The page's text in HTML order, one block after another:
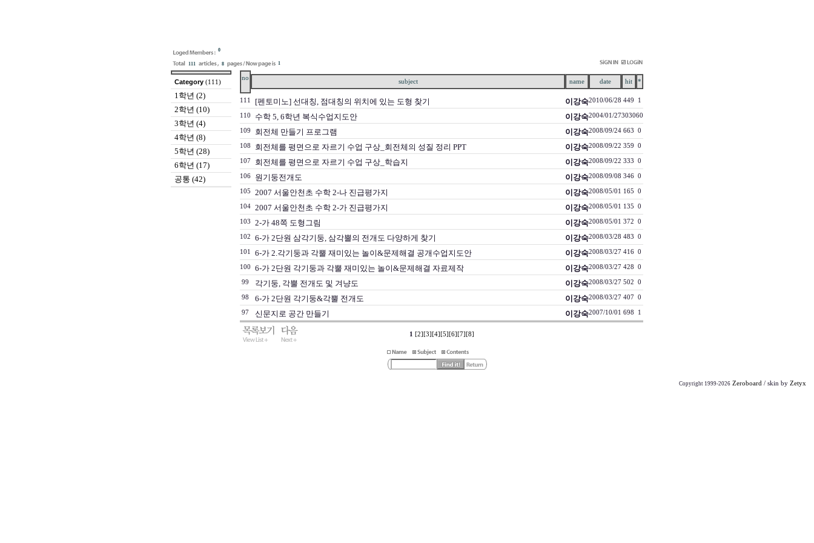
0
111 8 1
Category (111)
1학년 (2)
2학년 (10)
3학년 (4)
4학년 (8)
5학년 (28)
6학년 (17)
공통 (42)
no
subject name date hit *
111 [펜토미노] 선대칭, 점대칭의 위치에 있는 도형 찾기 이강숙2010/06/28 449 1
110 수학 5, 6학년 복식수업지도안 이강숙2004/01/27303060
109 회전체 만들기 프로그램 이강숙2008/09/24 663 0
108 회전체를 평면으로 자르기 수업 구상_회전체의 성질 정리 PPT 이강숙2008/09/22 359 0
107 회전체를 평면으로 자르기 수업 구상_학습지 이강숙2008/09/22 333 0
106 원기둥전개도 이강숙2008/09/08 346 0
105 2007 서울안천초 수학 2-나 진급평가지 이강숙2008/05/01 165 0
104 2007 서울안천초 수학 2-가 진급평가지 이강숙2008/05/01 135 0
103 2-가 48쪽 도형그림 이강숙2008/05/01 372 0
102 6-가 2단원 삼각기둥, 삼각뿔의 전개도 다양하게 찾기 이강숙2008/03/28 483 0
101 6-가 2.각기둥과 각뿔 재미있는 놀이&문제해결 공개수업지도안 이강숙2008/03/27 416 0
100 6-가 2단원 각기둥과 각뿔 재미있는 놀이&문제해결 자료제작 이강숙2008/03/27 428 0
99 각기둥, 각뿔 전개도 및 겨냥도 이강숙2008/03/27 502 0
98 6-가 2단원 각기둥&각뿔 전개도 이강숙2008/03/27 407 0
97 신문지로 공간 만들기 이강숙2007/10/01 698 1
1 [2] [3] [4] [5] [6] [7] [8]
Copyright 1999-2026 Zeroboard / skin by Zetyx